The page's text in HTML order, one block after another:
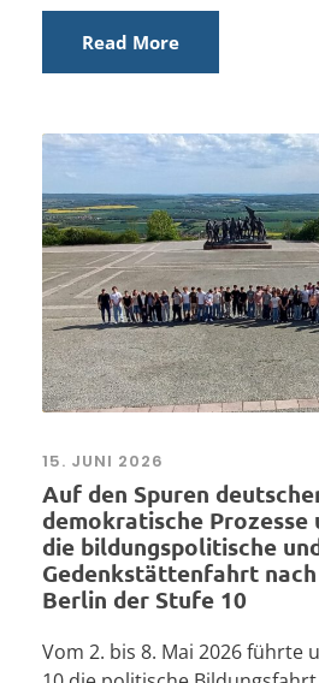
Read More
15. JUNI 2026
Auf den Spuren
demokratische Prozesse
die bildungspolitische
Gedenkstättenfahrt
Berlin der Stufe 10
Vom 2. bis 8. Mai 2026 führte